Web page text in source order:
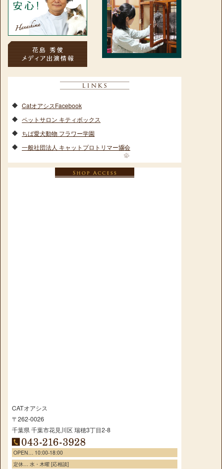
CatオアシスFacebook
ペットサロン キティボックス
ちば愛犬動物 フラワー学園
一般社団法人 キャットプロトリマー協会
CATオアシス
〒262-0026
千葉県千葉市花見川区瑞穂3丁目2-8
OPEN… 10:00-18:00
定休… 水・木曜 [応相談]